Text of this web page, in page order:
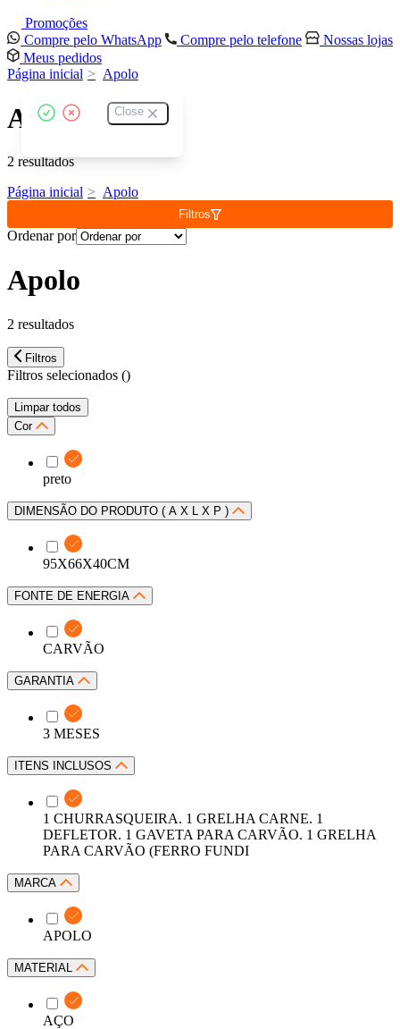
Promoções
Compre pelo WhatsApp
Compre pelo telefone
Nossas lojas
Meus pedidos
Close
Página inicial Apolo
Apolo
2 resultados
Página inicial
Apolo
Filtros
Ordenar por
Apolo
2 resultados
Filtros
Filtros selecionados ()
Limpar todos
Cor
preto
DIMENSÃO DO PRODUTO ( A X L X P )
95X66X40CM
FONTE DE ENERGIA
CARVÃO
GARANTIA
3 MESES
ITENS INCLUSOS
1 CHURRASQUEIRA. 1 GRELHA CARNE. 1
DEFLETOR. 1 GAVETA PARA CARVÃO. 1 GRELHA
PARA CARVÃO (FERRO FUNDI
MARCA
APOLO
MATERIAL
AÇO